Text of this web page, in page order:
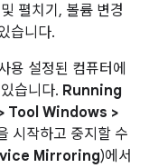
펼치기, 볼륨 변경
습니다.
용 설정된 컴퓨터에
습니다. Running
Tool Windows >
시작하고 중지할 수
Mirroring)에서